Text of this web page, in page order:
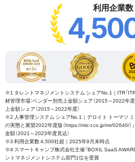
利用企業数
※1 タレントマネジメントシステム シェアNo.1｜ITR「
材管理市場：ベンダー別売上金額シェア（2015～2022年
上金額シェア（2015～2022年度）
※2 人事管理システム シェアNo.1｜デロイト トーマツ
の実態と展望2022年度版（https://mic-r.co.jp/mr/02640/）
金額（2021～2023年度見込）
※3 利用企業数 4,500社超｜2025年9月末時点
※4 スマートキャンプ株式会社主催「BOXIL SaaS
ントマネジメントシステム部門1位を受賞